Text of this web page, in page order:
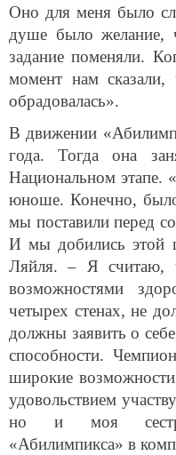
Оно для меня было
душе было желание,
задание поменяли.
момент нам
обрадовалась».
В движении
года. Тогда она
Национальном этапе.
юноше. Конечно,
мы поставили перед
И мы добились этой
Ляйля. – Я считаю,
возможностями
четырех стенах, не
должны заявить о
способности.
широкие
удовольствием
но и моя сестра
«Абилимпикса» в